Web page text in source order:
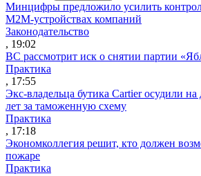
Минцифры предложило усилить
M2M-устройствах компаний
Законодательство
, 19:02
ВС рассмотрит иск о снятии партии
Практика
, 17:55
Экс-владельца бутика Cartier осудили на
лет за таможенную схему
Практика
, 17:18
Экономколлегия решит, кто должен
пожаре
Практика